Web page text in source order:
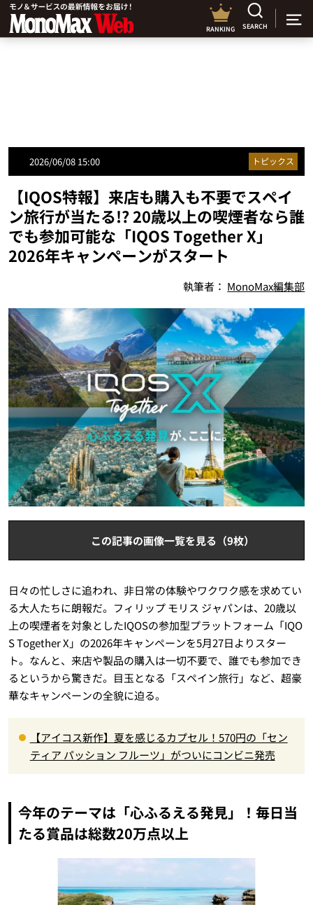
RANKING SEARCH
2026/06/08 15:00 トピックス
【IQOS特報】来店も購入も不要でスペイ
ン旅行が当たる!? 20歳以上の喫煙者なら誰
でも参加可能な「IQOS Together X」
2026年キャンペーンがスタート
執筆者： MonoMax編集部
この記事の画像一覧を見る（9枚）
日々の忙しさに追われ、非日常の体験やワクワク感を求めてい
る大人たちに朗報だ。フィリップ モリス ジャパンは、20歳以
上の喫煙者を対象としたIQOSの参加型プラットフォーム「IQO
S Together X」の2026年キャンペーンを5月27日よりスター
ト。なんと、来店や製品の購入は一切不要で、誰でも参加でき
るというから驚きだ。目玉となる「スペイン旅行」など、超豪
華なキャンペーンの全貌に迫る。
【アイコス新作】夏を感じるカプセル！570円の「セン
ティア パッション フルーツ」がついにコンビニ発売
今年のテーマは「心ふるえる発見」！毎日当
たる賞品は総数20万点以上